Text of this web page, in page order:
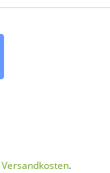
Versandkosten.